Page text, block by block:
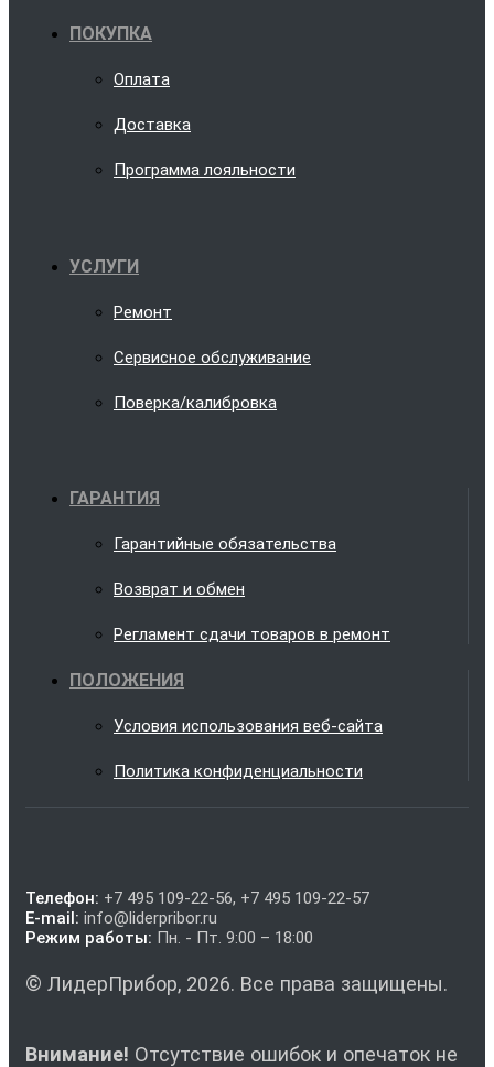
ПОКУПКА
Оплата
Доставка
Программа лояльности
УСЛУГИ
Ремонт
Сервисное обслуживание
Поверка/калибровка
ГАРАНТИЯ
Гарантийные обязательства
Возврат и обмен
Регламент сдачи товаров в ремонт
ПОЛОЖЕНИЯ
Условия использования веб-сайта
Политика конфиденциальности
Телефон: +7 495 109-22-56, +7 495 109-22-57
E-mail: info@liderpribor.ru
Режим работы: Пн. - Пт. 9:00 – 18:00
© ЛидерПрибор, 2026. Все права защищены.
Внимание! Отсутствие ошибок и опечаток не